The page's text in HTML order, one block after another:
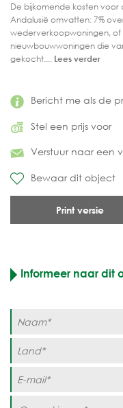
Bericht me als de
Stel een prijs voor
Verstuur naar een
Bewaar dit object
Print versie
De bijkomende kosten
Andalusië omvatten: 7%
wederverkoopwoningen, of
nieuwbouwwoningen die
gekocht.... Lees verder
Informeer naar dit